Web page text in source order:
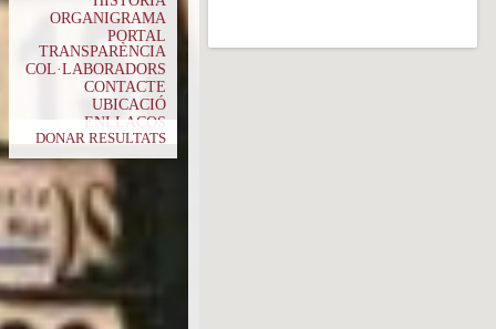
ORGANIGRAMA
PORTAL
TRANSPARÈNCIA
COL·LABORADORS
CONTACTE
UBICACIÓ
ENLLAÇOS
DONAR RESULTATS